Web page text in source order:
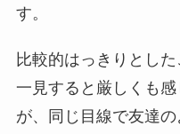
す。
比較的はっきりとし
一見すると厳しくも
が、同じ目線で友達